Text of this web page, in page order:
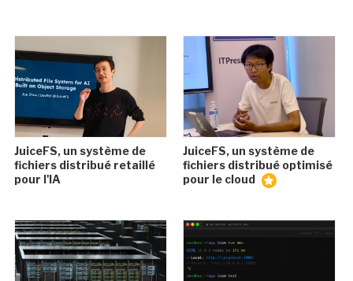
JuiceFS, un système de
fichiers distribué retaillé
pour l'IA
JuiceFS, un système de
fichiers distribué optimisé
pour le cloud